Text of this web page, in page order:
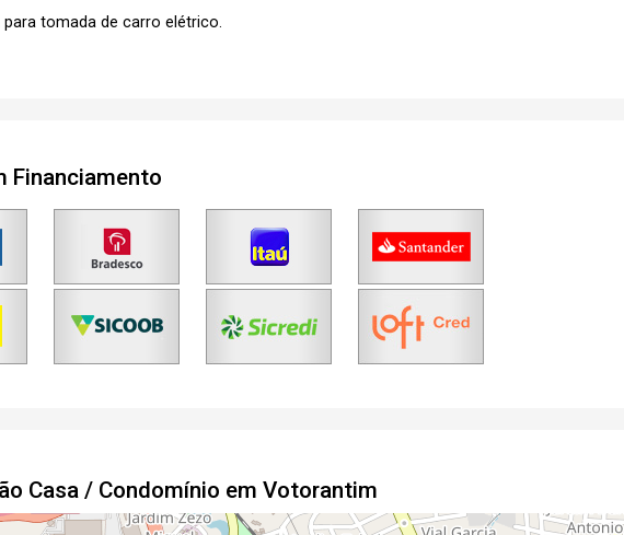
para tomada de carro elétrico.
Financiamento
Casa / Condomínio em Votorantim